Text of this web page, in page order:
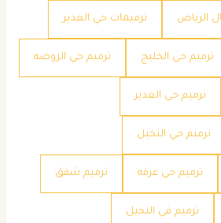
الرياض ترميمات حي الغدير
ترميم حي الخليج ترميم حي الروضه
ترميم حي الغدير
ترميم حي النخيل
ترميم حي عرقه ترميم شقق
ترميم في النخيل